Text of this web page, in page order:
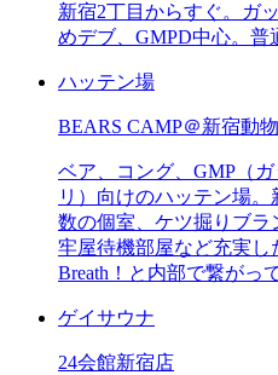
新宿2丁目からすぐ。ガ
めデブ、GMPD中心。普
ハッテン場
BEARS CAMP＠新宿動
ベア、コング、GMP（
リ）向けのハッテン場
数の個室、ケツ掘りブ
牢屋待機部屋など充実し
Breath！と内部で繋がっ
ゲイサウナ
24会館新宿店